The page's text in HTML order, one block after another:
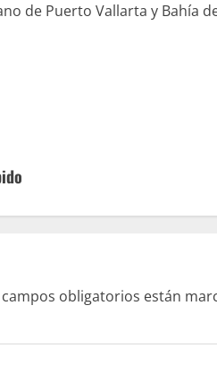
de Puerto Vallarta y Bahía
campos obligatorios están